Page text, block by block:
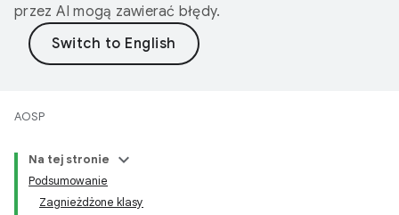
przez AI mogą zawierać błędy.
AOSP
Na tej stronie
Podsumowanie
Zagnieżdżone klasy